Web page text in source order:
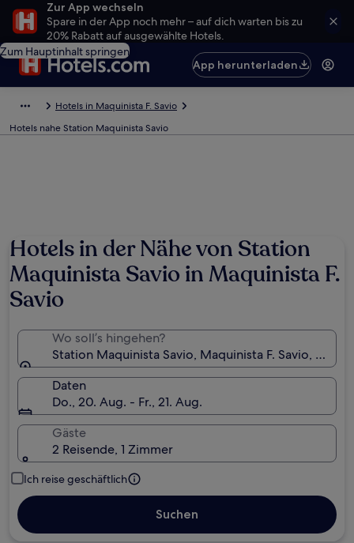
Zur App wechseln
Spare in der App noch mehr – auf dich warten bis zu
20% Rabatt auf ausgewählte Hotels.
Zum Hauptinhalt springen
App herunterladen
Hotels in Maquinista F. Savio
Hotels nahe Station Maquinista Savio
Hotels in der Nähe von Station
Maquinista Savio in Maquinista F.
Savio
Wo soll’s hingehen?
Station Maquinista Savio, Maquinista F. Savio,
Daten
Do., 20. Aug. - Fr., 21. Aug.
Gäste
2 Reisende, 1 Zimmer
Ich reise geschäftlich
Suchen